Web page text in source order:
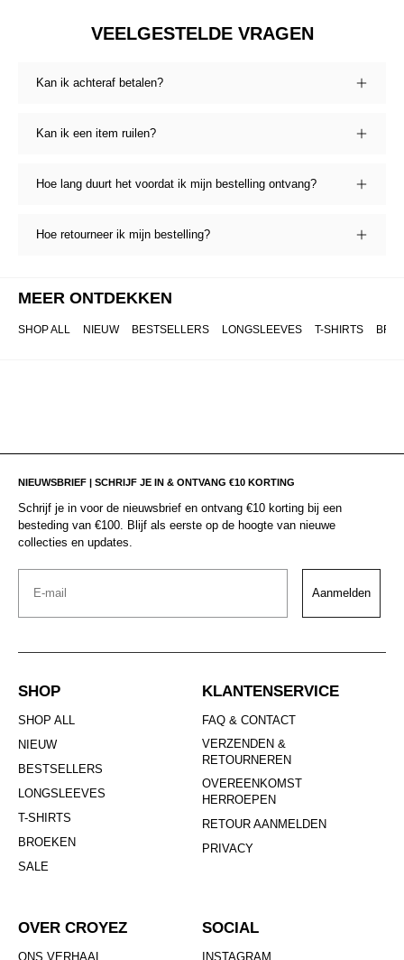
VEELGESTELDE VRAGEN
Kan ik achteraf betalen?
Kan ik een item ruilen?
Hoe lang duurt het voordat ik mijn bestelling ontvang?
Hoe retourneer ik mijn bestelling?
MEER ONTDEKKEN
SHOP ALL NIEUW BESTSELLERS LONGSLEEVES T-SHIRTS
NIEUWSBRIEF | SCHRIJF JE IN & ONTVANG €10 KORTING
Schrijf je in voor de nieuwsbrief en ontvang €10 korting bij een
besteding van €100. Blijf als eerste op de hoogte van nieuwe
collecties en updates.
Email
Aanmelden
SHOP
SHOP ALL
NIEUW
BESTSELLERS
LONGSLEEVES
T-SHIRTS
BROEKEN
SALE
KLANTENSERVICE
FAQ & CONTACT
VERZENDEN &
RETOURNEREN
OVEREENKOMST
HERROEPEN
RETOUR AANMELDEN
PRIVACY
OVER CROYEZ
ONS VERHAAL
SOCIAL
INSTAGRAM